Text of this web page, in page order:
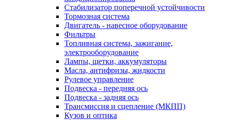
Стабилизатор поперечной устойчивости
Тормозная система
Двигатель - навесное оборудование
Фильтры
Топливная система, зажигание,
электрооборудование
Лампы, щетки, аккумуляторы
Масла, антифризы, жидкости
Рулевое управление
Подвеска - передняя ось
Подвеска - задняя ось
Трансмиссия и сцепление (МКПП)
Кузов и оптика